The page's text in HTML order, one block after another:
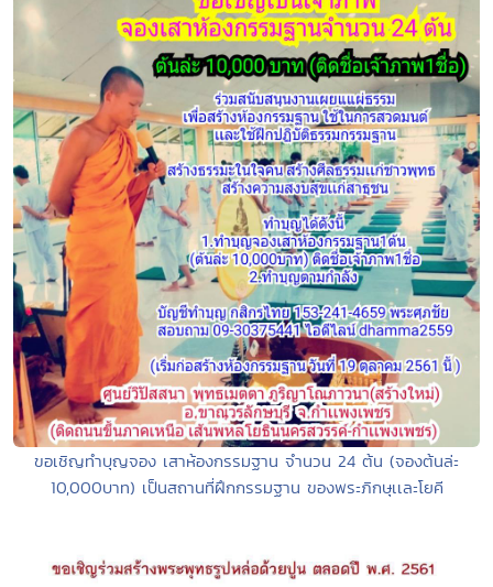
ขอเชิญทำบุญจอง เสาห้องกรรมฐาน จำนวน 24 ต้น (จองต้นล่ะ
10,000บาท) เป็นสถานที่ฝึกกรรมฐาน ของพระภิกษุเเละโยคี